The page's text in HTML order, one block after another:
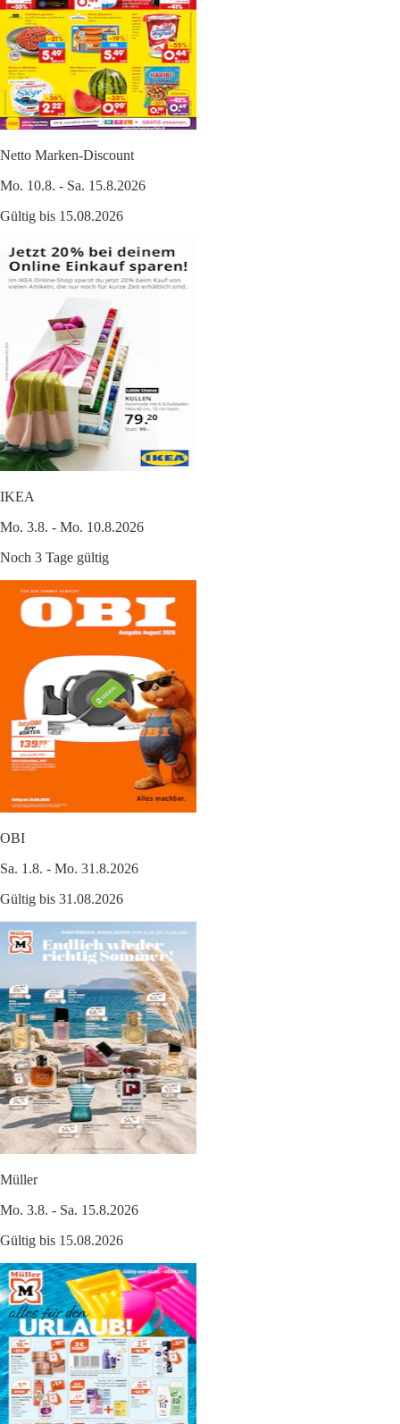
Netto Marken-Discount
Mo. 10.8. - Sa. 15.8.2026
Gültig bis 15.08.2026
IKEA
Mo. 3.8. - Mo. 10.8.2026
Noch 3 Tage gültig
OBI
Sa. 1.8. - Mo. 31.8.2026
Gültig bis 31.08.2026
Müller
Mo. 3.8. - Sa. 15.8.2026
Gültig bis 15.08.2026